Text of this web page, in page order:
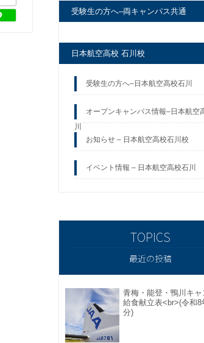
受験生の方へ–両キャンパス共通
日本航空高校 石川校
受験生の方へ–日本航空高校石川
オープンキャンパス情報–日本航空
川
お知らせ – 日本航空高校石川校
イベント情報 – 日本航空高校石川
最近の投稿
青梅・能登・鴨川キャ
給食献立表<br>(令和8
分)